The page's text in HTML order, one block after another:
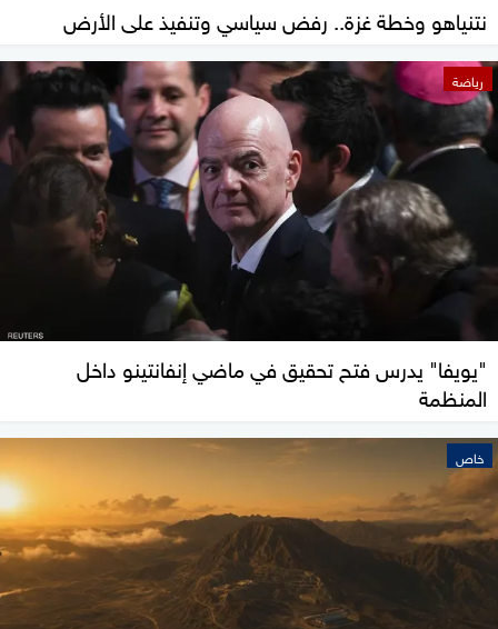
نتنياهو وخطة غزة.. رفض سياسي وتنفيذ على الأرض
رياضة
"يويفا" يدرس فتح تحقيق في ماضي إنفانتينو داخل
المنظمة
خاص